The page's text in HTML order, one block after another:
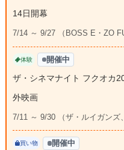
14日開幕
7/14 ～ 9/27 （BOSS E・ZO
体験 開催中
ザ・シネマナイト フクオカ
外映画
7/11 ～ 9/30 （ザ・ルイガンズ
買い物 開催中